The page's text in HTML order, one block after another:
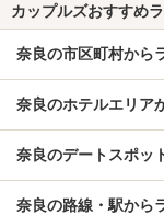
カップルズおすすめ
奈良の市区町村から
奈良のホテルエリア
奈良のデートスポッ
奈良の路線・駅から